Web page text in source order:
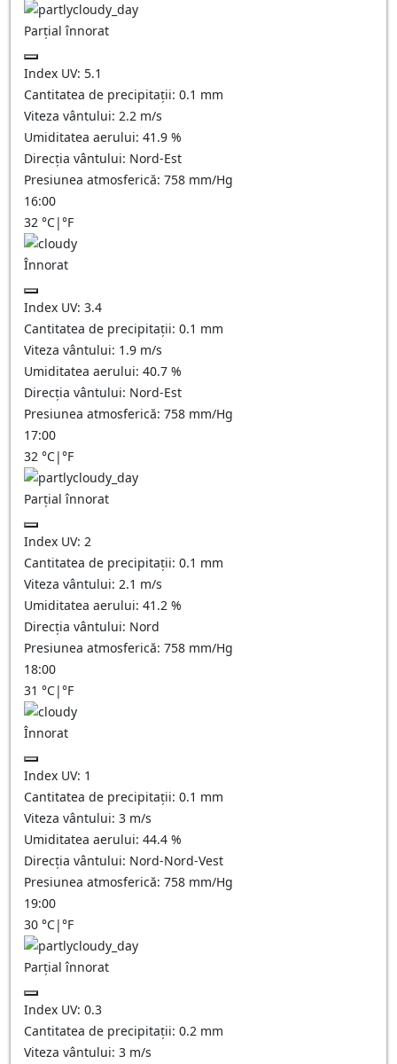
Parțial înnorat
Index UV: 5.1
Cantitatea de precipitații: 0.1 mm
Viteza vântului: 2.2 m/s
Umiditatea aerului: 41.9 %
Direcția vântului: Nord-Est
Presiunea atmosferică: 758 mm/Hg
16:00
32 °C|°F
Înnorat
Index UV: 3.4
Cantitatea de precipitații: 0.1 mm
Viteza vântului: 1.9 m/s
Umiditatea aerului: 40.7 %
Direcția vântului: Nord-Est
Presiunea atmosferică: 758 mm/Hg
17:00
32 °C|°F
Parțial înnorat
Index UV: 2
Cantitatea de precipitații: 0.1 mm
Viteza vântului: 2.1 m/s
Umiditatea aerului: 41.2 %
Direcția vântului: Nord
Presiunea atmosferică: 758 mm/Hg
18:00
31 °C|°F
Înnorat
Index UV: 1
Cantitatea de precipitații: 0.1 mm
Viteza vântului: 3 m/s
Umiditatea aerului: 44.4 %
Direcția vântului: Nord-Nord-Vest
Presiunea atmosferică: 758 mm/Hg
19:00
30 °C|°F
Parțial înnorat
Index UV: 0.3
Cantitatea de precipitații: 0.2 mm
Viteza vântului: 3 m/s